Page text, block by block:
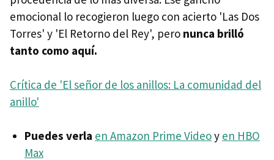
emocional lo recogieron luego con acierto 'Las Dos
Torres' y 'El Retorno del Rey', pero nunca brilló
tanto como aquí.
Crítica de 'El señor de los anillos: La comunidad del
anillo'
Puedes verla en Amazon Prime Videoy en HBO
Max